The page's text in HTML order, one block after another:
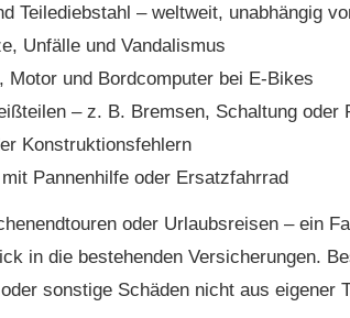
Teilediebstahl – weltweit, unabhängig
Unfälle und Vandalismus
Motor und Bordcomputer bei E-Bikes
– z. B. Bremsen, Schaltung oder
Konstruktionsfehlern
Pannenhilfe oder Ersatzfahrrad
oder Urlaubsreisen – ein
in die bestehenden Versicherungen.
sonstige Schäden nicht aus eigener